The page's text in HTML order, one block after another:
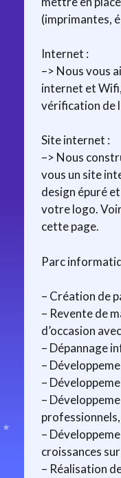
(imprimantes,
Internet :
–> Nous vous
internet et
vérification de
Site internet :
–> Nous
vous un site
design épuré
votre logo.
cette page.
Parc
– Création de
– Revente de
d’occasion
– Dépannage
–
–
–
professionnels,
–
croissances
– Réalisation